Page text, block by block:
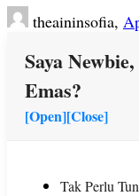
theaininsofia,
Saya
Emas?
[Open][Close]
Tak Perlu